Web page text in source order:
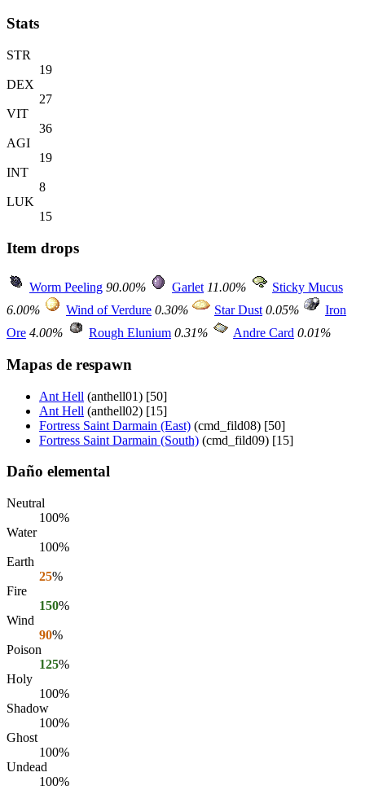
Stats
STR
19
DEX
27
VIT
36
AGI
19
INT
8
LUK
15
Item drops
Worm Peeling 90.00% Garlet 11.00%
Sticky Mucus
6.00%
Wind of Verdure 0.30% Star Dust 0.05%
Iron
Ore 4.00% Rough Elunium 0.31% Andre Card 0.01%
Mapas de respawn
Ant Hell (anthell01) [50]
Ant Hell (anthell02) [15]
Fortress Saint Darmain (East) (cmd_fild08) [50]
Fortress Saint Darmain (South) (cmd_fild09) [15]
Daño elemental
Neutral
100%
Water
100%
Earth
25%
Fire
150%
Wind
90%
Poison
125%
Holy
100%
Shadow
100%
Ghost
100%
Undead
100%